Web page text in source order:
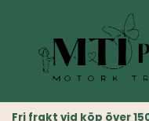
Fri frakt vid köp över